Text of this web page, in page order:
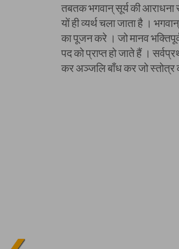
तबतक भगवान् सूर्य की आराधना
यों ही व्यर्थ चला जाता है ।
का पूजन करे । जो मानव
पद को प्राप्त हो जाते हैं ।
कर अञ्जलि बाँध कर जो स्तोत्र